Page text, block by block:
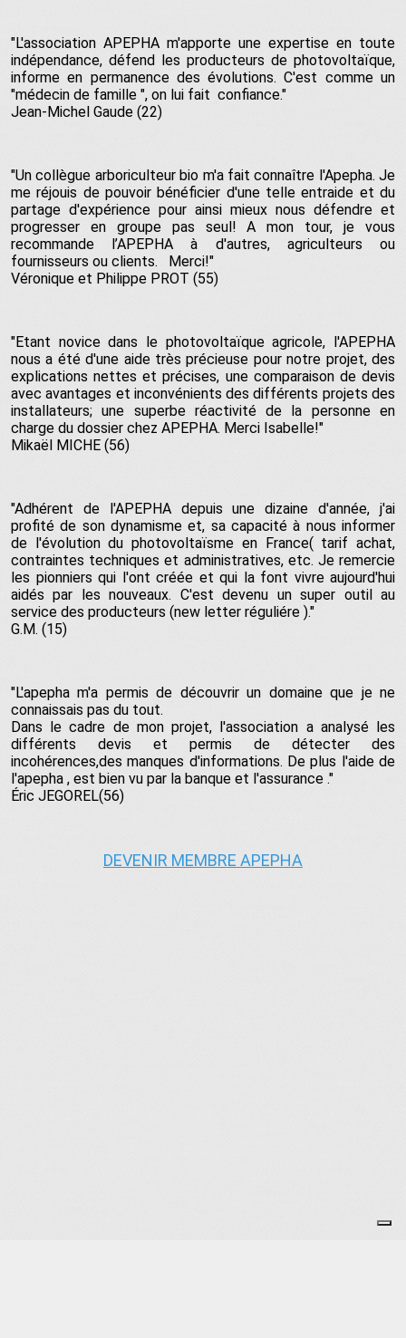
"L'association APEPHA m'apporte une expertise en toute
indépendance, défend les producteurs de photovoltaïque,
informe en permanence des évolutions. C'est comme un
"médecin de famille ", on lui fait confiance."
Jean-Michel Gaude (22)
"Un collègue arboriculteur bio m'a fait connaître l'Apepha. Je
me réjouis de pouvoir bénéficier d'une telle entraide et du
partage d'expérience pour ainsi mieux nous défendre et
progresser en groupe pas seul! A mon tour, je vous
recommande l’APEPHA à d'autres, agriculteurs ou
fournisseurs ou clients. Merci!"
Véronique et Philippe PROT (55)
"Etant novice dans le photovoltaïque agricole, l'APEPHA
nous a été d'une aide très précieuse pour notre projet, des
explications nettes et précises, une comparaison de devis
avec avantages et inconvénients des différents projets des
installateurs; une superbe réactivité de la personne en
charge du dossier chez APEPHA. Merci Isabelle!"
Mikaël MICHE (56)
"Adhérent de l'APEPHA depuis une dizaine d'année, j'ai
profité de son dynamisme et, sa capacité à nous informer
de l'évolution du photovoltaïsme en France( tarif achat,
contraintes techniques et administratives, etc. Je remercie
les pionniers qui l'ont créée et qui la font vivre aujourd'hui
aidés par les nouveaux. C'est devenu un super outil au
service des producteurs (new letter réguliére )."
G.M. (15)
"L'apepha m'a permis de découvrir un domaine que je ne
connaissais pas du tout.
Dans le cadre de mon projet, l'association a analysé les
différents devis et permis de détecter des
incohérences,des manques d'informations. De plus l'aide de
l'apepha , est bien vu par la banque et l'assurance ."
Éric JEGOREL(56)
DEVENIR MEMBRE APEPHA